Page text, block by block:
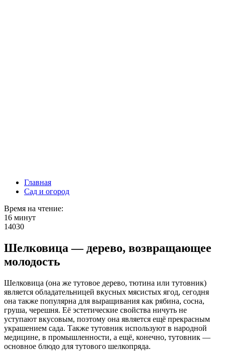
Главная
Сад и огород
Время на чтение:
16 минут
14030
Шелковица — дерево, возвращающее
молодость
Шелковица (она же тутовое дерево, тютина или тутовник)
является обладательницей вкусных мясистых ягод, сегодня
она также популярна для выращивания как рябина, сосна,
груша, черешня. Её эстетические свойства ничуть не
уступают вкусовым, поэтому она является ещё прекрасным
украшением сада. Также тутовник используют в народной
медицине, в промышленности, а ещё, конечно, тутовник —
основное блюдо для тутового шелкопряда.